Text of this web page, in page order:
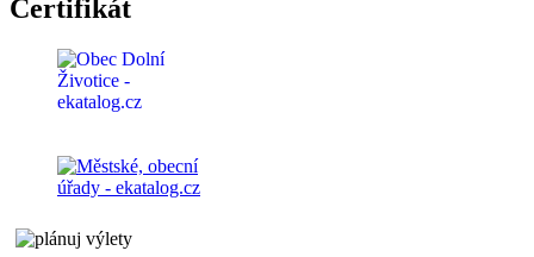
Certifikát